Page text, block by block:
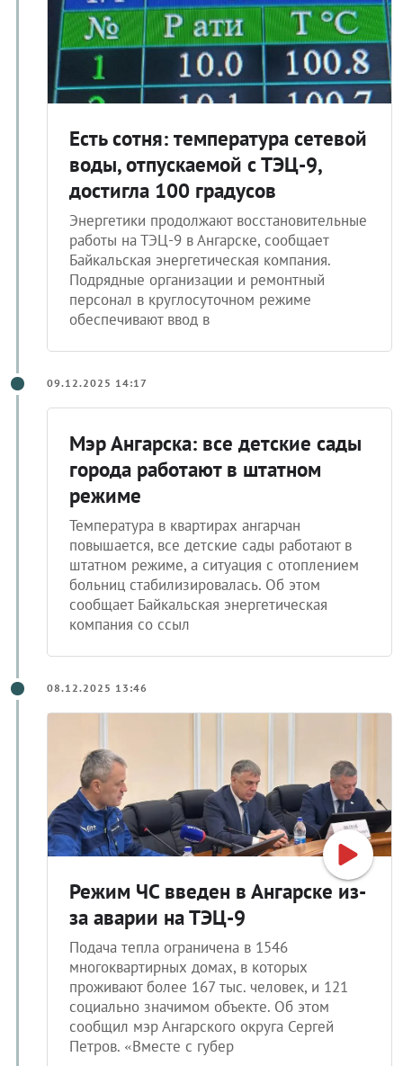
Есть сотня: температура сетевой
воды, отпускаемой с ТЭЦ-9,
достигла 100 градусов
Энергетики продолжают восстановительные
работы на ТЭЦ-9 в Ангарске, сообщает
Байкальская энергетическая компания.
Подрядные организации и ремонтный
персонал в круглосуточном режиме
обеспечивают ввод в
09.12.2025 14:17
Мэр Ангарска: все детские сады
города работают в штатном
режиме
Температура в квартирах ангарчан
повышается, все детские сады работают в
штатном режиме, а ситуация с отоплением
больниц стабилизировалась. Об этом
сообщает Байкальская энергетическая
компания со ссыл
08.12.2025 13:46
Режим ЧС введен в Ангарске из-
за аварии на ТЭЦ-9
Подача тепла ограничена в 1546
многоквартирных домах, в которых
проживают более 167 тыс. человек, и 121
социально значимом объекте. Об этом
сообщил мэр Ангарского округа Сергей
Петров. «Вместе с губер